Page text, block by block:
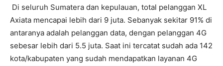
Di seluruh Sumatera dan kepulauan, total pelanggan XL
Axiata mencapai lebih dari 9 juta. Sebanyak sekitar 91% di
antaranya adalah pelanggan data, dengan pelanggan 4G
sebesar lebih dari 5.5 juta. Saat ini tercatat sudah ada 142
kota/kabupaten yang sudah mendapatkan layanan 4G